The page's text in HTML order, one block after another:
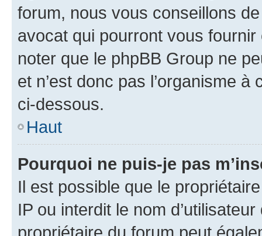
forum, nous vous conseillons
avocat qui pourront vous
noter que le phpBB Group ne
et n’est donc pas l’organisme
ci-dessous.
Haut
Pourquoi ne puis-je pas
Il est possible que le
IP ou interdit le nom
propriétaire du forum peut